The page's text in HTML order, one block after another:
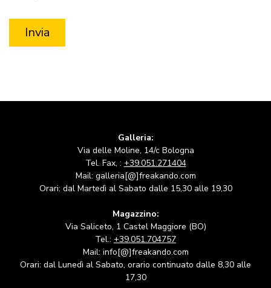
Galleria:
Via delle Moline, 14/c Bologna
Tel. Fax, : +39.051.271404
Mail: galleria[@]freakando.com
Orari: dal Martedì al Sabato dalle 15,30 alle 19,30
Magazzino:
Via Saliceto, 1 Castel Maggiore (BO)
Tel.: +39.051.704757
Mail: info[@]freakando.com
Orari: dal Lunedì al Sabato, orario continuato dalle 8,30 alle
17,30